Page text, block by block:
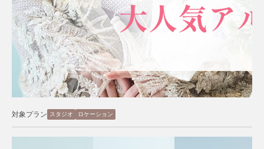
対象プラン スタジオ ロケーション